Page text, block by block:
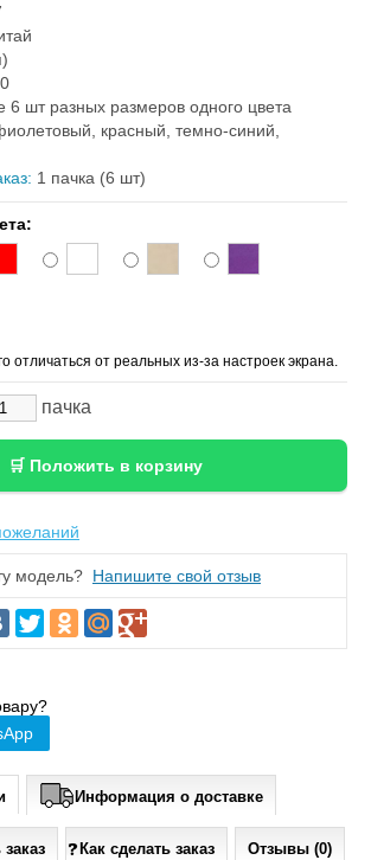
6 шт разных размеров одного цвета
красный, темно-синий,
1 пачка (6 шт)
отличаться от реальных из-за настроек экрана.
пачка
модель? Напишите свой отзыв
Информация о доставке
Как сделать заказ Отзывы (0)